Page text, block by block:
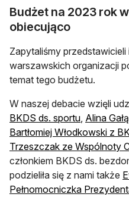
Budżet na 2023 rok
obiecująco
Zapytaliśmy
warszawskich organizacji
temat tego budżetu.
W naszej debacie wzięli
BKDS ds. sportu, Alina
Bartłomiej Włodkowski z
Trzeszczak ze Wspólnoty
członkiem BKDS ds.
podzieliła się z nami także
Pełnomocniczka